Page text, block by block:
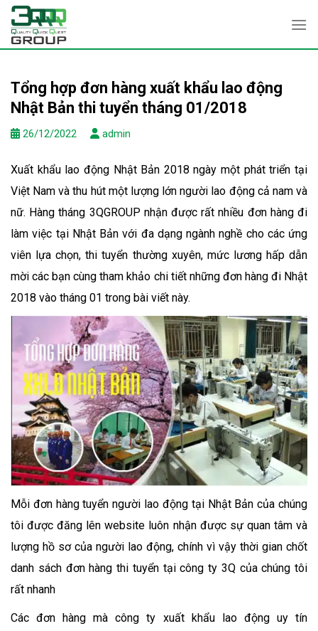
Skip
content
Tổng hợp đơn hàng xuất khẩu lao động
Nhật Bản thi tuyển tháng 01/2018
26/12/2022 admin
Xuất khẩu lao động Nhật Bản 2018 ngày một phát triển tại
Việt Nam và thu hút một lượng lớn người lao động cả nam và
nữ. Hàng tháng 3QGROUP nhận được rất nhiều đơn hàng đi
làm việc tại Nhật Bản với đa dạng ngành nghề cho các ứng
viên lựa chọn, thi tuyển thường xuyên, mức lương hấp dẫn
mời các bạn cùng tham khảo chi tiết những đơn hàng đi Nhật
2018 vào tháng 01 trong bài viết này.
Mỗi đơn hàng tuyển người lao động tại Nhật Bản của chúng
tôi được đăng lên website luôn nhận được sự quan tâm và
lượng hồ sơ của người lao động, chính vì vậy thời gian chốt
danh sách đơn hàng thi tuyển tại công ty 3Q của chúng tôi
rất nhanh
Các đơn hàng mà công ty xuất khẩu lao động uy tín